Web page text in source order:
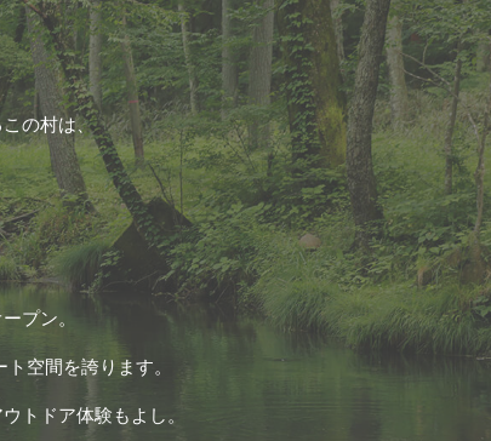
の村は、
プン。
空間を誇ります。
トドア体験もよし。